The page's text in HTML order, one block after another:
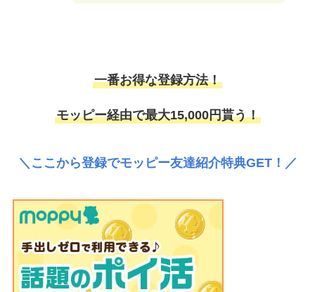
一番お得な登録方法！
モッピー経由で最大15,000円貰う！
＼ここから登録でモッピー友達紹介特典GET！／